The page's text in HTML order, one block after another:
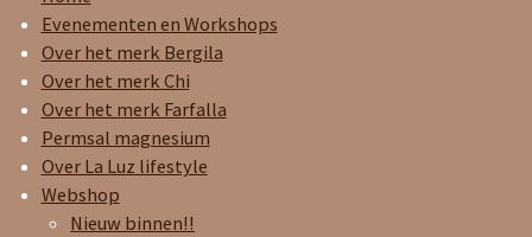
t
a
g
r
a
m
e
b
o
o
k
t
s
A
p
p
Evenementen en Workshops
Over het merk Bergila
Over het merk Chi
Over het merk Farfalla
Permsal magnesium
Over La Luz lifestyle
Webshop
Nieuw binnen!!